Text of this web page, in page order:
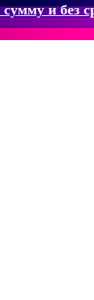
и без